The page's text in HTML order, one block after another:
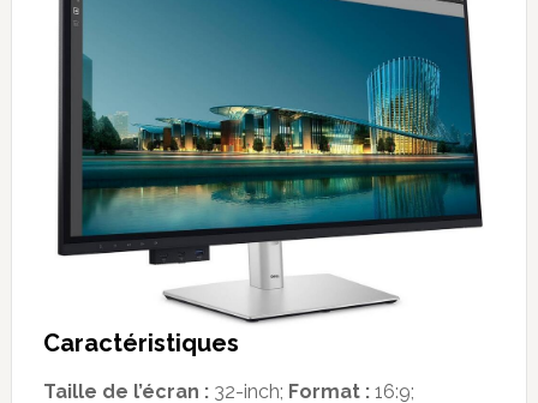
Caractéristiques
Taille de l’écran : 32-inch; Format : 16:9;